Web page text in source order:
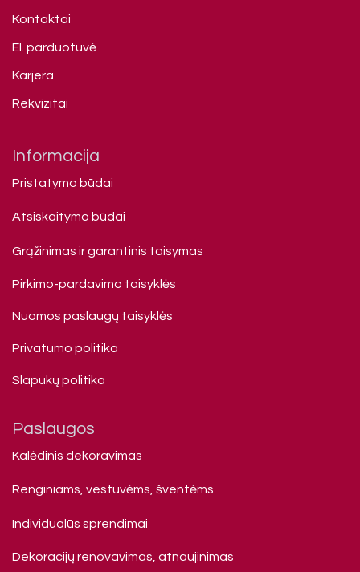
Kontaktai
El. parduotuvė
Karjera
Rekvizitai
Informacija
Pristatymo būdai
Atsiskaitymo būdai
Grąžinimas ir garantinis taisymas
Pirkimo-pardavimo taisyklės
Nuomos paslaugų taisyklės
Privatumo politika
Slapukų politika
Paslaugos
Kalėdinis dekoravimas
Renginiams, vestuvėms, šventėms
Individualūs sprendimai
Dekoracijų renovavimas, atnaujinimas